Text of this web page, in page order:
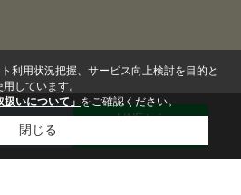
来店予約
LINEから
利用状況把握、サービス向上検討を目的と
しています。
扱いについて」をご確認ください。
閉じる